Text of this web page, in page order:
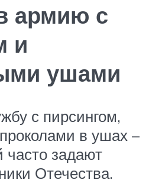
армию с
и
ушами
с пирсингом,
в ушах –
часто задают
Отечества.